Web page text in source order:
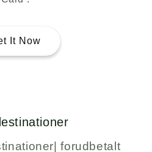
It Now
forudbetalt